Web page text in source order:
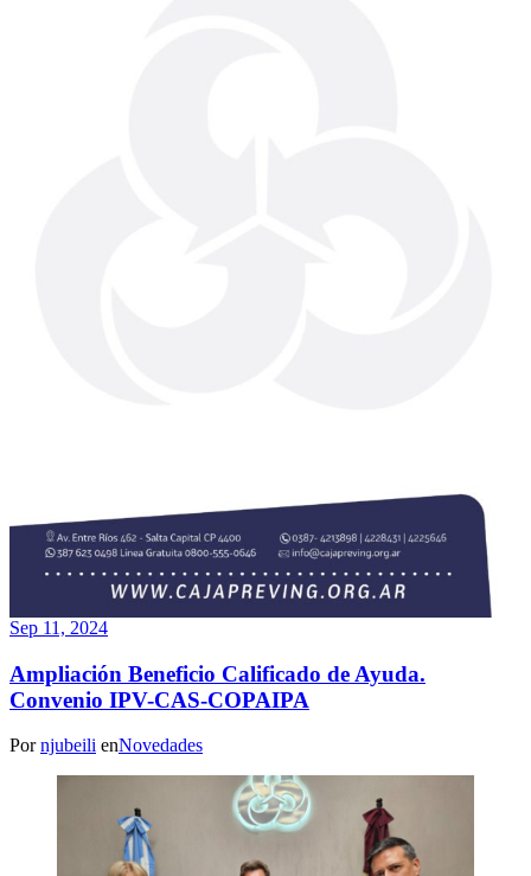
Sep 11, 2024
Ampliación Beneficio Calificado de Ayuda.
Convenio IPV-CAS-COPAIPA
Pornjubeili enNovedades